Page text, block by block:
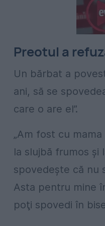
Preotul a
Un bărbat a
ani, să se
care o are el”.
„Am fost cu
la slujbă frumos şi
spovedeşte că nu
Asta pentru mine
poţi spovedi în